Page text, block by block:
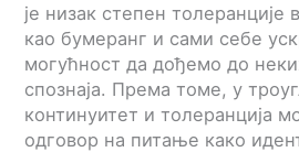
је низак степен толеранције
као бумеранг и сами себе
могућност да дођемо до
спознаја. Према томе, у
континуитет и толеранција
одговор на питање како